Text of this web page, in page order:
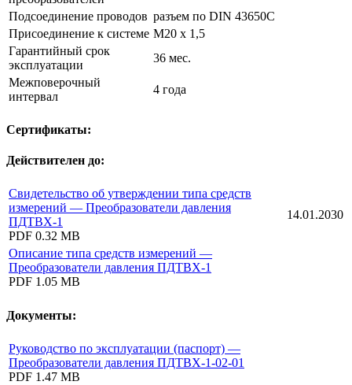
Подсоединение проводов разъем по DIN 43650C
Присоединение к системе М20 х 1,5
Гарантийный срок
эксплуатации
36 мес.
Межповерочный
интервал
4 года
Сертификаты:
Действителен до:
Свидетельство об утверждении типа средств
измерений — Преобразователи давления
ПДТВХ-1
PDF 0.32 MB
14.01.2030
Описание типа средств измерений —
Преобразователи давления ПДТВХ-1
PDF 1.05 MB
Документы:
Руководство по эксплуатации (паспорт) —
Преобразователи давления ПДТВХ-1-02-01
PDF 1.47 MB